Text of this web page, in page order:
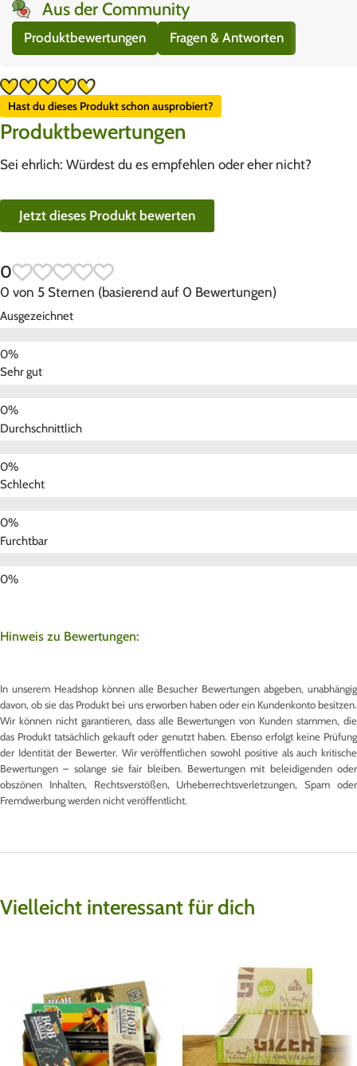
Aus der Community
Produktbewertungen Fragen & Antworten
Hast du dieses Produkt schon ausprobiert?
Produktbewertungen
Sei ehrlich: Würdest du es empfehlen oder eher nicht?
Jetzt dieses Produkt bewerten
0
0 von 5 Sternen (basierend auf 0 Bewertungen)
Ausgezeichnet
Sehr gut
Durchschnittlich
Schlecht
Furchtbar
Hinweis zu Bewertungen:
In unserem Headshop können alle Besucher Bewertungen abgeben, unabhängig
davon, ob sie das Produkt bei uns erworben haben oder ein Kundenkonto besitzen.
Wir können nicht garantieren, dass alle Bewertungen von Kunden stammen, die
das Produkt tatsächlich gekauft oder genutzt haben. Ebenso erfolgt keine Prüfung
der Identität der Bewerter. Wir veröffentlichen sowohl positive als auch kritische
Bewertungen – solange sie fair bleiben. Bewertungen mit beleidigenden oder
obszönen Inhalten, Rechtsverstößen, Urheberrechtsverletzungen, Spam oder
Fremdwerbung werden nicht veröffentlicht.
Vielleicht interessant für dich